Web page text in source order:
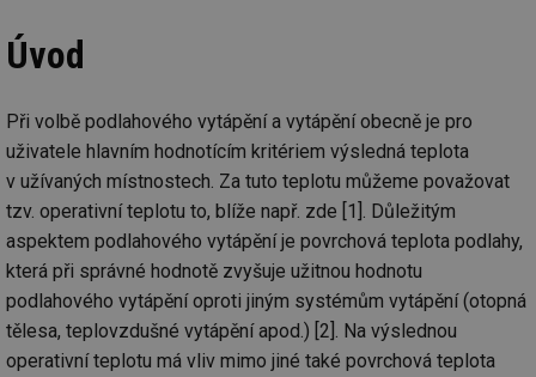
Úvod
Při volbě podlahového vytápění a vytápění obecně je pro
uživatele hlavním hodnotícím kritériem výsledná teplota
v užívaných místnostech. Za tuto teplotu můžeme považovat
tzv. operativní teplotu to, blíže např. zde [1]. Důležitým
aspektem podlahového vytápění je povrchová teplota podlahy,
která při správné hodnotě zvyšuje užitnou hodnotu
podlahového vytápění oproti jiným systémům vytápění (otopná
tělesa, teplovzdušné vytápění apod.) [2]. Na výslednou
operativní teplotu má vliv mimo jiné také povrchová teplota